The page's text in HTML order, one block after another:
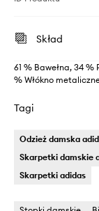
Skład
61 % Bawełna, 34 %
% Włókno
Tagi
Odzież damska
Skarpetki damskie
Skarpetki adidas